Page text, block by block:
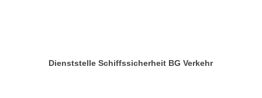
Dienststelle Schiffssicherheit BG Verkehr